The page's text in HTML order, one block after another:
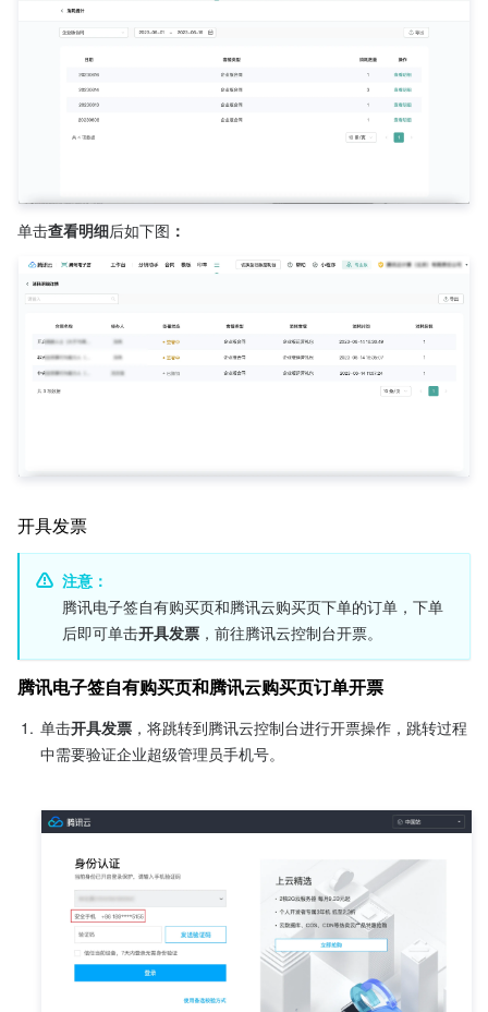
单击查看明细后如下图 ：
开具发票
注意：
腾讯电子签自有购买页和腾讯云购买页下单的订单，下单
后即可单击开具发票 ，前往腾讯云控制台开票。
腾讯电子签自有购买页和腾讯云购买页订单开票
1. 单击开具发票 ，将跳转到腾讯云控制台进行开票操作，跳转过程
中需要验证企业超级管理员手机号。